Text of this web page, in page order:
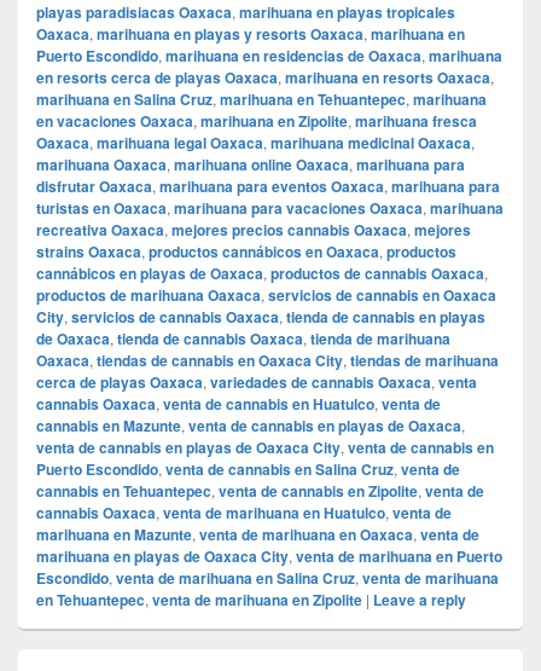
playas paradisiacas Oaxaca, marihuana en playas tropicales
Oaxaca, marihuana en playas y resorts Oaxaca, marihuana en
Puerto Escondido, marihuana en residencias de Oaxaca, marihuana
en resorts cerca de playas Oaxaca, marihuana en resorts Oaxaca,
marihuana en Salina Cruz, marihuana en Tehuantepec, marihuana
en vacaciones Oaxaca, marihuana en Zipolite, marihuana fresca
Oaxaca, marihuana legal Oaxaca, marihuana medicinal Oaxaca,
marihuana Oaxaca, marihuana online Oaxaca, marihuana para
disfrutar Oaxaca, marihuana para eventos Oaxaca, marihuana para
turistas en Oaxaca, marihuana para vacaciones Oaxaca, marihuana
recreativa Oaxaca, mejores precios cannabis Oaxaca, mejores
strains Oaxaca, productos cannábicos en Oaxaca, productos
cannábicos en playas de Oaxaca, productos de cannabis Oaxaca,
productos de marihuana Oaxaca, servicios de cannabis en Oaxaca
City, servicios de cannabis Oaxaca, tienda de cannabis en playas
de Oaxaca, tienda de cannabis Oaxaca, tienda de marihuana
Oaxaca, tiendas de cannabis en Oaxaca City, tiendas de marihuana
cerca de playas Oaxaca, variedades de cannabis Oaxaca, venta
cannabis Oaxaca, venta de cannabis en Huatulco, venta de
cannabis en Mazunte, venta de cannabis en playas de Oaxaca,
venta de cannabis en playas de Oaxaca City, venta de cannabis en
Puerto Escondido, venta de cannabis en Salina Cruz, venta de
cannabis en Tehuantepec, venta de cannabis en Zipolite, venta de
cannabis Oaxaca, venta de marihuana en Huatulco, venta de
marihuana en Mazunte, venta de marihuana en Oaxaca, venta de
marihuana en playas de Oaxaca City, venta de marihuana en Puerto
Escondido, venta de marihuana en Salina Cruz, venta de marihuana
en Tehuantepec, venta de marihuana en Zipolite | Leave a reply